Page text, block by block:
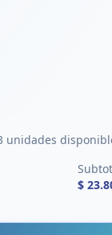
unidades
$